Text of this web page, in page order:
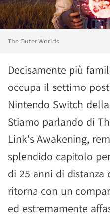
The Outer Worlds
Decisamente più
occupa il settimo
Nintendo Switch
Stiamo parlando di
Link's Awakening,
splendido capitolo
di 25 anni di
ritorna con un
ed estremamente